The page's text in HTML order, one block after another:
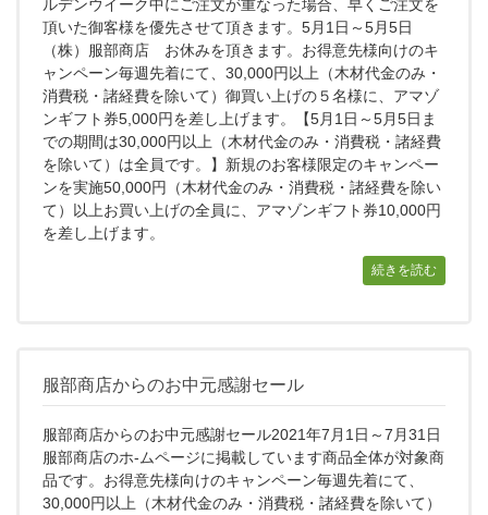
ルデンウイーク中にご注文が重なった場合、早くご注文を
頂いた御客様を優先させて頂きます。5月1日～5月5日
（株）服部商店 お休みを頂きます。お得意先様向けのキ
ャンペーン毎週先着にて、30,000円以上（木材代金のみ・
消費税・諸経費を除いて）御買い上げの５名様に、アマゾ
ンギフト券5,000円を差し上げます。【5月1日～5月5日ま
での期間は30,000円以上（木材代金のみ・消費税・諸経費
を除いて）は全員です。】新規のお客様限定のキャンペー
ンを実施50,000円（木材代金のみ・消費税・諸経費を除い
て）以上お買い上げの全員に、アマゾンギフト券10,000円
を差し上げます。
続きを読む
服部商店からのお中元感謝セール
服部商店からのお中元感謝セール2021年7月1日～7月31日
服部商店のホ-ムページに掲載しています商品全体が対象商
品です。お得意先様向けのキャンペーン毎週先着にて、
30,000円以上（木材代金のみ・消費税・諸経費を除いて）